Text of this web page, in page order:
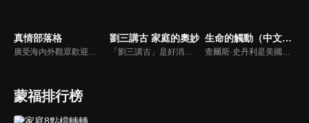
真情部落格
廣受海內外觀眾歡迎的真情部落格，是以見證故事為主軸的訪談節目，由知名主播夏嘉璐主持，莊信德牧師、黃國倫牧師回應，來賓在節目中自在的暢談自己的生命歷程，這些最真實的生命見證也幫助許多人走出低谷。
劉三講古 家庭的奧妙
「劉三講古」是好消息最老牌的節目，除了加入戲劇元素「喳唸伯與長腳姨」外，並蒐集無數史料，找到美好而精彩的基督徒生命故事，好讓福音更輕鬆真實的呈現在觀眾眼前。
生命的觸動（中文配音）
查爾斯·史丹利是美國第一浸信會的主任牧師，也是In Touch Ministries的創始人，也是紐約時報暢銷書作家。
蒙福排行榜